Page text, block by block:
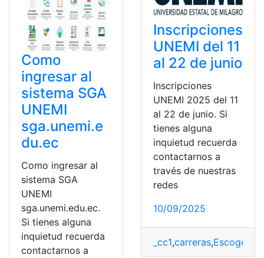
Como
ingresar al
sistema SGA
UNEMI
sga.unemi.e
du.ec
Como ingresar al
sistema SGA
UNEMI
sga.unemi.edu.ec.
Si tienes alguna
inquietud recuerda
contactarnos a
Inscripciones
UNEMI del 11
al 22 de junio
Inscripciones
UNEMI 2025 del 11
al 22 de junio. Si
tienes alguna
inquietud recuerda
contactarnos a
través de nuestras
redes
10/09/2025
_cc1,carreras,Escoger